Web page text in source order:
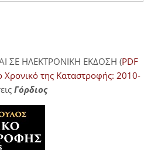
ΣΕ ΗΛΕΚΤΡΟΝΙΚΗ ΕΚΔΟΣΗ (PDF
Χρονικό της Καταστροφής: 2010-
Γόρδιος